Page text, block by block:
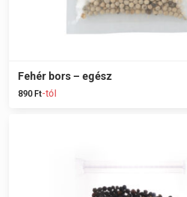
Fehér bors – egész
890 Ft-tól